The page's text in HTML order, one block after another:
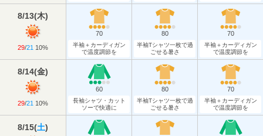
8/13(木)
29/21 10%
70
半袖＋カーディガン
で温度調節を
80
半袖Tシャツ一枚で過
ごせる暑さ
70
半袖＋カーディガン
で温度調節を
8/14(金)
29/21 10%
60
長袖シャツ・カット
ソーで快適に
80
半袖Tシャツ一枚で過
ごせる暑さ
70
半袖＋カーディガン
で温度調節を
8/15(土)